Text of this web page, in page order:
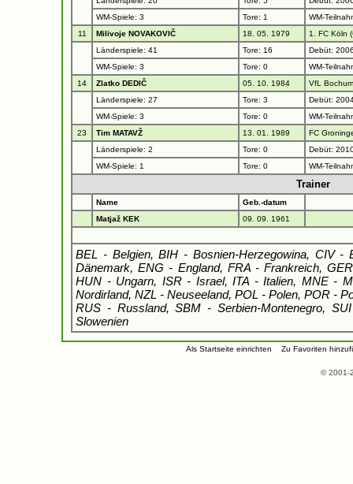
WM-Spiele: 3
Tore: 1
WM-
11
Milivoje NOVAKOVIČ 18. 05. 1979
1. FC Köln
Länderspiele: 41
Tore: 16
Debüt:
WM-Spiele: 3
Tore: 0
WM-
14
Zlatko DEDIČ 05. 10. 1984
VfL
Länderspiele: 27
Tore: 3
Debüt:
WM-Spiele: 3
Tore: 0
WM-
23
Tim MATAVŽ 13. 01. 1989
FC
Länderspiele: 2
Tore: 0
Debüt:
WM-Spiele: 1
Tore: 0 WM-
Trainer
Name
Geb.-datum
Matjaž KEK
09. 09. 1961
BEL - Belgien, BIH - Bosnien-Herzegowina, CIV -
Dänemark, ENG - England, FRA - Frankreich,
HUN - Ungarn, ISR - Israel, ITA - Italien, MNE -
Nordirland, NZL - Neuseeland, POL - Polen, POR -
RUS - Russland, SBM - Serbien-Montenegro,
Slowenien
Als Startseite einrichten Zu Favoriten
© 2001-